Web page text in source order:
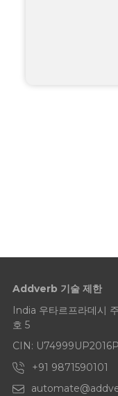
Addverb 기술 제한
India 우타르프라데시
호 5
CIN:
+91 9871590101